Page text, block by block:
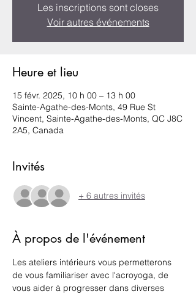
Les inscriptions sont closes
Voir autres événements
Heure et lieu
15 févr. 2025, 10 h 00 – 13 h 00
Sainte-Agathe-des-Monts, 49 Rue St
Vincent, Sainte-Agathe-des-Monts, QC J8C
2A5, Canada
Invités
+ 6 autres invités
À propos de l'événement
Les ateliers intérieurs vous permetterons
de vous familiariser avec l'acroyoga, de
vous aider à progresser dans diverses